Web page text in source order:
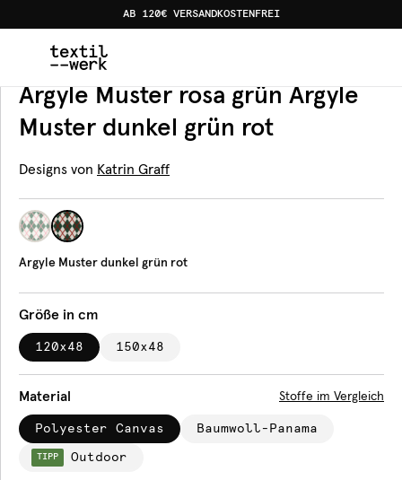
AB 120€ VERSANDKOSTENFREI
Produkte Bankauflagen Argyle Muster dunkel
Bankauflage
Argyle Muster rosa grün Argyle
Muster dunkel grün rot
Designs von Katrin Graff
Argyle Muster dunkel grün rot
Größe in cm
120x48 150x48
Material Stoffe im Vergleich
Polyester Canvas Baumwoll-Panama
TIPP Outdoor